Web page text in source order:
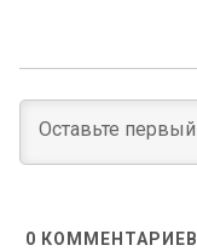
0 КОММЕНТАРИЕВ